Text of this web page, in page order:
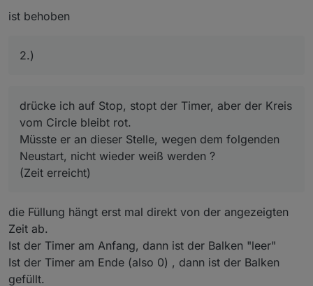
Firefox ?
Lösche ich jetzt die OID im Plain Widget, oder das
ganze Widget (ich brauche an dieser Stelle das Widget
ist behoben
2.)
drücke ich auf Stop, stopt der Timer, aber der Kreis
vom Circle bleibt rot.
Müsste er an dieser Stelle, wegen dem folgenden
Neustart, nicht wieder weiß werden ?
(Zeit erreicht)
die Füllung hängt erst mal direkt von der angezeigten
Zeit ab.
Ist der Timer am Anfang, dann ist der Balken "leer"
Ist der Timer am Ende (also 0) , dann ist der Balken
gefüllt.